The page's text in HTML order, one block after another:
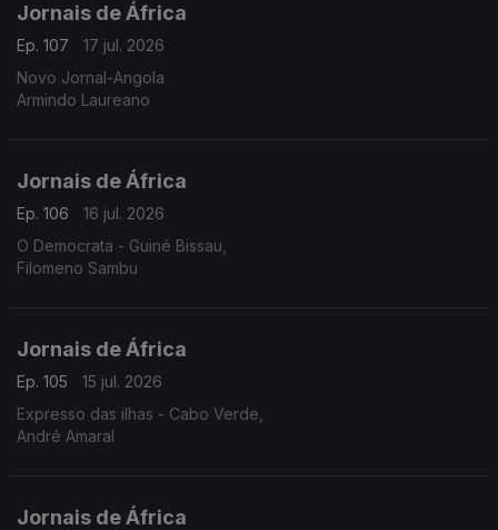
Jornais de África
Ep. 107
17 jul. 2026
Novo Jornal-Angola
Armindo Laureano
Jornais de África
Ep. 106
16 jul. 2026
O Democrata - Guiné Bissau,
Filomeno Sambu
Jornais de África
Ep. 105
15 jul. 2026
Expresso das ilhas - Cabo Verde,
André Amaral
Jornais de África